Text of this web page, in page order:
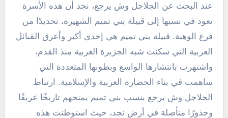
عند البحث عن الجلاجل وش يرجع، نجد أن هذه الأسرة
تعود في نسبها إلى قبيلة بني تميم الشهيرة، تحديدًا من
فرع الوهبة. قبيلة بني تميم هي إحدى أكبر وأعرق القبائل
العربية التي سكنت شبه الجزيرة العربية منذ القدم،
واشتهرت بانتشارها الواسع وبطونها المتعددة التي
ساهمت في بناء الحضارة العربية والإسلامية. ارتباط
الجلاجل وش يرجع بنسب بني تميم يمنحهم تاريخًا عريقًا
وجذورًا متأصلة في أرض نجد، حيث استوطنت هذه